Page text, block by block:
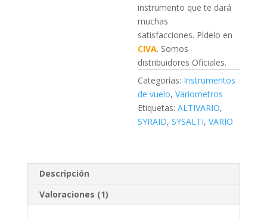
instrumento que te dará
muchas
satisfacciones. Pídelo en
CIVA. Somos
distribuidores Oficiales.
Categorías: Instrumentos
de vuelo,Variometros
Etiquetas:ALTIVARIO,
SYRAID,SYSALTI,VARIO
Descripción
Valoraciones (1)